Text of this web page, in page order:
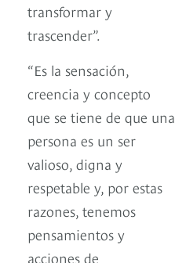
transformar y
trascender”.
“Es la sensación,
creencia y concepto
que se tiene de que una
persona es un ser
valioso, digna y
respetable y, por estas
razones, tenemos
pensamientos y
acciones de